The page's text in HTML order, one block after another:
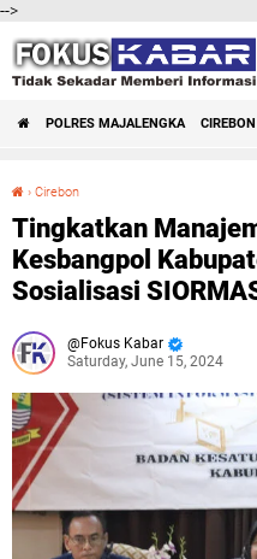
-->
POLRES MAJALENGKA CIREBON
› Cirebon
Tingkatkan
Kesbangpol
Sosialisasi
Fokus Kabar
Saturday, June 15, 2024